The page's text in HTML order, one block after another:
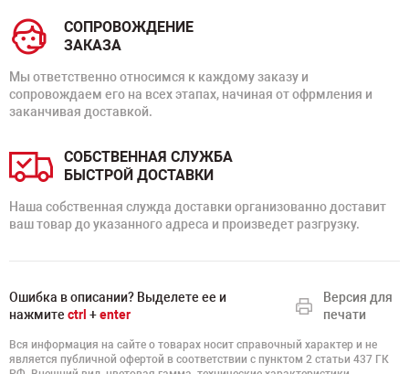
СОПРОВОЖДЕНИЕ
ЗАКАЗА
Мы ответственно относимся к каждому заказу и
сопровождаем его на всех этапах, начиная от офрмления и
заканчивая доставкой.
СОБСТВЕННАЯ СЛУЖБА
БЫСТРОЙ ДОСТАВКИ
Наша собственная служда доставки организованно доставит
ваш товар до указанного адреса и произведет разгрузку.
Ошибка в описании? Выделете ее и
нажмите ctrl +enter
Версия для
печати
Вся информация на сайте о товарах носит справочный характер и не
является публичной офертой в соответствии с пунктом 2 статьи 437 ГК